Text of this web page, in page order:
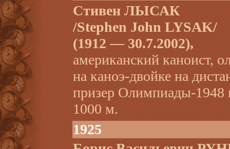
Стивен ЛЫСАК
/Stephen John LYSAK/
(1912 — 30.7.2002),
американский каноист,
на каноэ-двойке на
призер Олимпиады-1948
1000 м.
1925